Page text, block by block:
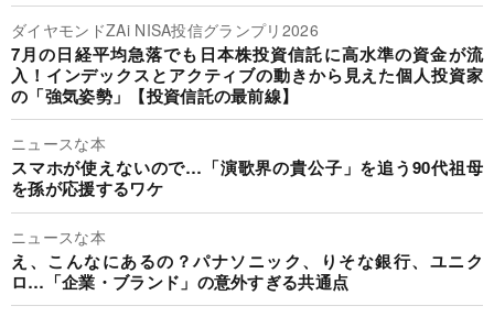
ダイヤモンドZAi NISA投信グランプリ2026
7月の日経平均急落でも日本株投資信託に高水準の資金が流
入！インデックスとアクティブの動きから見えた個人投資家
の「強気姿勢」【投資信託の最前線】
ニュースな本
スマホが使えないので…「演歌界の貴公子」を追う90代祖母
を孫が応援するワケ
ニュースな本
え、こんなにあるの？パナソニック、りそな銀行、ユニク
ロ…「企業・ブランド」の意外すぎる共通点